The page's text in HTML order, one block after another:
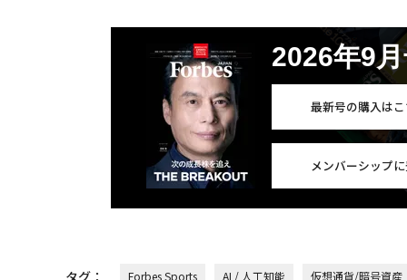
2026年9
最新号の購入は
メンバーシップ
タグ： Forbes Sports AI / 人工知能 仮想通貨/暗号資産